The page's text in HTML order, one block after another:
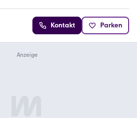
Kontakt Parken